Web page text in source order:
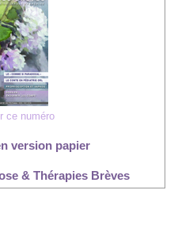
ce numéro
version papier
& Thérapies Brèves